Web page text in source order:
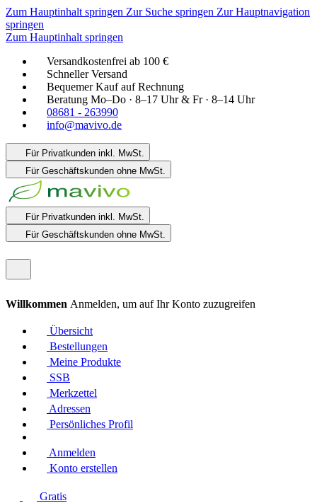
Zum Hauptinhalt springen Zur Suche springen Zur Hauptnavigation
springen
Zum Hauptinhalt springen
Versandkostenfrei ab 100 €
Schneller Versand
Bequemer Kauf auf Rechnung
Beratung Mo–Do · 8–17 Uhr & Fr · 8–14 Uhr
08681 - 263990
info@mavivo.de
Für Privatkunden inkl. MwSt.
Für Geschäftskunden ohne MwSt.
Für Privatkunden inkl. MwSt.
Für Geschäftskunden ohne MwSt.
Willkommen Anmelden, um auf Ihr Konto zuzugreifen
Übersicht
Bestellungen
Meine Produkte
SSB
Merkzettel
Adressen
Persönliches Profil
Anmelden
Konto erstellen
Gratis